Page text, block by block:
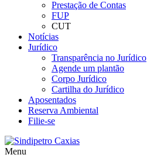
Prestação de Contas
FUP
CUT
Notícias
Jurídico
Transparência no Jurídico
Agende um plantão
Corpo Jurídico
Cartilha do Jurídico
Aposentados
Reserva Ambiental
Filie-se
Menu